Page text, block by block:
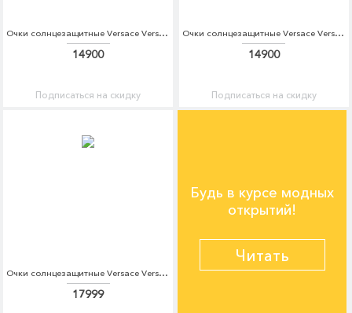
Очки солнцезащитные Versace Versace VE110DWDBDS6
14900
Подписаться на скидку
Очки солнцезащитные Versace Versace VE110DWDBDT4
14900
Подписаться на скидку
Очки солнцезащитные Versace Versace VE110DWOXT40
17999
Будь в курсе модных
открытий!
Читать